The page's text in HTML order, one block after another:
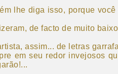
lhe diga isso, porque
de facto de muito
assim... de letras
em seu redor invejosos